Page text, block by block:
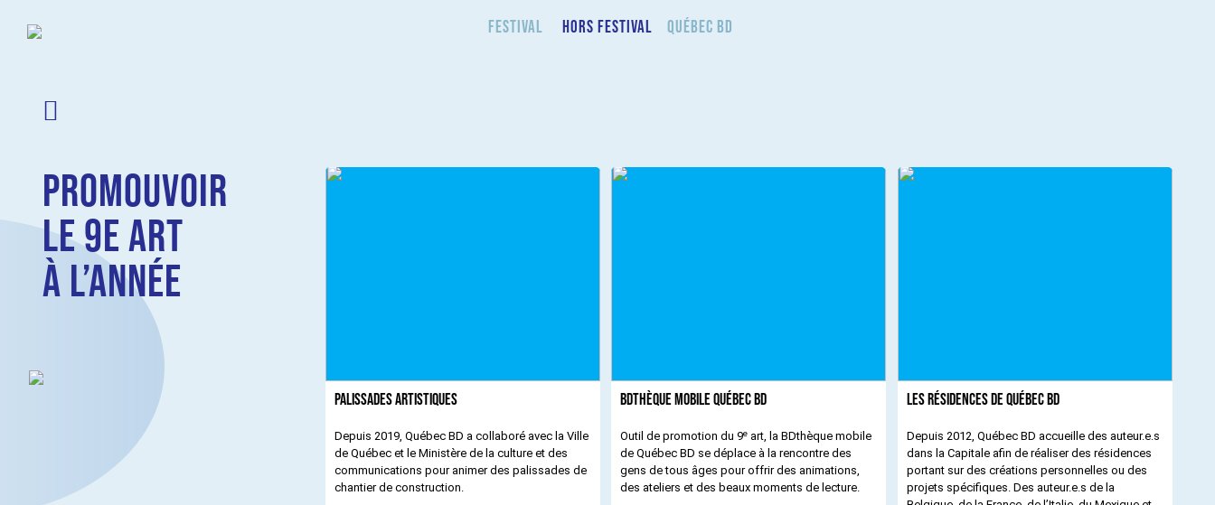
Festival Hors Festival Québec BD
PROMOUVOIR
LE 9E ART
À L’ANNÉE
Palissades artistiques
Depuis 2019, Québec BD a collaboré avec la Ville
de Québec et le Ministère de la culture et des
communications pour animer des palissades de
chantier de construction.
BDThèque mobile Québec BD
Outil de promotion du 9e art, la BDthèque mobile
de Québec BD se déplace à la rencontre des
gens de tous âges pour offrir des animations,
des ateliers et des beaux moments de lecture.
Les résidences de Québec BD
Depuis 2012, Québec BD accueille des auteur.e.s
dans la Capitale afin de réaliser des résidences
portant sur des créations personnelles ou des
projets spécifiques. Des auteur.e.s de la